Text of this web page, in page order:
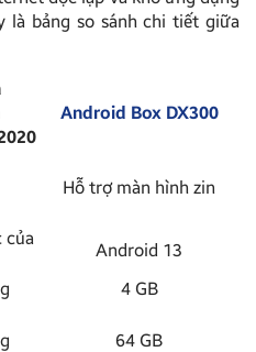
là bảng so sánh chi tiết giữa
Android Box DX300
Hỗ trợ màn hình zin
của
Android 13
4 GB
64 GB